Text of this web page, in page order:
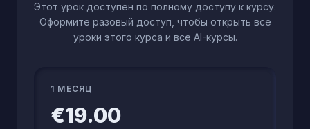
Этот урок доступен по полному доступу к курсу.
Оформите разовый доступ, чтобы открыть все
уроки этого курса и все AI-курсы.
1 МЕСЯЦ
€19.00